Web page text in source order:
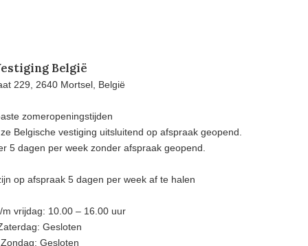
België
229, 2640 Mortsel, België
zomeropeningstijden
Belgische vestiging uitsluitend op afspraak geopend.
5 dagen per week zonder afspraak geopend.
op afspraak 5 dagen per week af te halen
m vrijdag: 10.00 – 16.00 uur
Gesloten
Zondag: Gesloten